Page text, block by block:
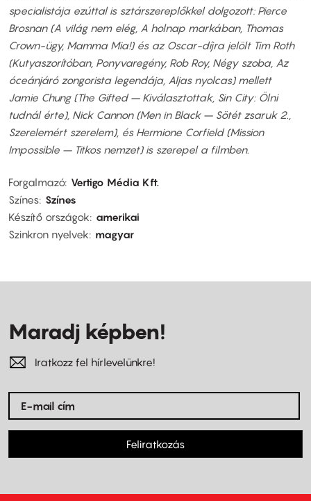
specialistája ezúttal is sztárszereplőkkel dolgozott: Pierce
Brosnan (A világ nem elég, A holnap markában, Thomas
Crown-ügy, Mamma Mia!) és az Oscar-díjra jelölt Tim Roth
(Kutyaszorítóban, Ponyvaregény, Rob Roy, Négy szoba, Az
óceánjáró zongorista legendája, Aljas nyolcas) mellett
Jamie Chung (The Gifted – Kiválasztottak, Sin City: Ölni
tudnál érte), Nick Cannon (Men in Black – Sötét zsaruk 2.,
Szerelemért szerelem), és Hermione Corfield (Mission
Impossible – Titkos nemzet) is szerepel a filmben.
Forgalmazó Vertigo Média Kft.
Színes Színes
Készítő országok
amerikai
Szinkron nyelvek
magyar
Maradj képben!
Iratkozz fel hírlevelünkre!
Feliratkozás